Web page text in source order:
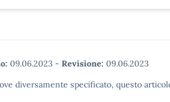
09.06.2023 - Revisione: 09.06.2023
diversamente specificato, questo